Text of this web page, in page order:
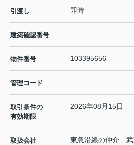
引渡し 即時
建築確認番号 -
物件番号 103395656
管理コード -
取引条件の
有効期限
2026年08月15日
取扱会社
東急沿線の仲介 武